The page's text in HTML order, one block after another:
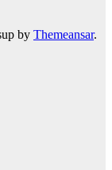
by Themeansar.